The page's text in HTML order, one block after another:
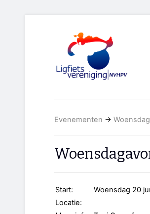
Evenementen →
Start:
Woensdag 20
Locatie: